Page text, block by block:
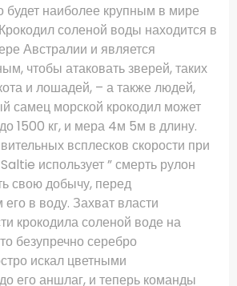
будет наиболее крупным в мире
соленой воды находится в
Австралии и является
чтобы атаковать зверей, таких
и лошадей, – а также людей,
самец морской крокодил может
1500 кг, и мера 4м 5м в длину.
всплесков скорости при
использует ” смерть рулон
свою добычу, перед
в воду. Захват власти
крокодила соленой воде на
безупречно серебро
искал цветными
его аншлаг, и теперь команды